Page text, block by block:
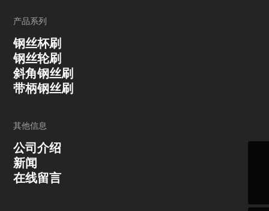
产品系列
钢丝杯刷
钢丝轮刷
斜角钢丝刷
带柄钢丝刷
其他信息
公司介绍
新闻
在线留言